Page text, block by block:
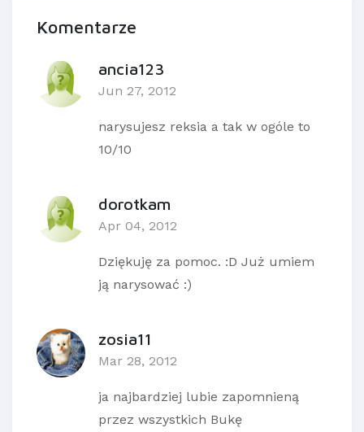
Komentarze
ancia123
Jun 27, 2012
narysujesz reksia a tak w ogóle to
10/10
dorotkam
Apr 04, 2012
Dziękuję za pomoc. :D Już umiem
ją narysować :)
zosia11
Mar 28, 2012
ja najbardziej lubie zapomnieną
przez wszystkich Bukę